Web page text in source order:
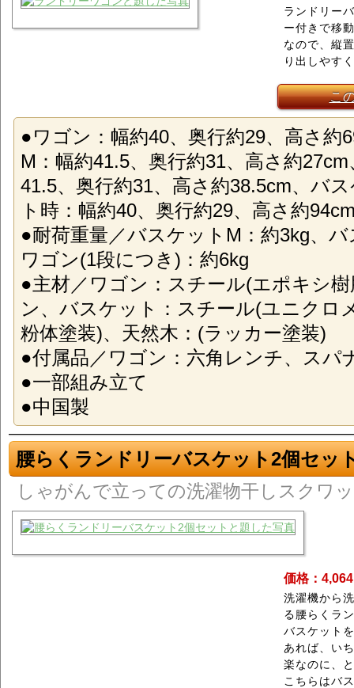
ランドリー
ー付きで移
なので、縦
り出しやす
こ
●ワゴン：幅約40、奥行約29、高さ約
M：幅約41.5、奥行約31、高さ約
41.5、奥行約31、高さ約38.5cm、バ
ト時：幅約40、奥行約29、高さ約
●耐荷重量／バスケットM：約3kg、
ワゴン(1段につき)：約6kg
●主材／ワゴン：スチール(エポキシ
ン、バスケット：スチール(ユニクロ
粉体塗装)、天然木：(ラッカー塗装)
●付属品／ワゴン：六角レンチ、スパ
●一部組み立て
●中国製
腰らくランドリーバスケット2個セッ
しゃがんで立っての洗濯物干しスクワ
価格：
洗濯機から
る腰らくラ
バスケット
あれば、い
楽なのに、
こちらはバ